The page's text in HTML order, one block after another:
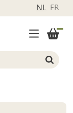
NL FR